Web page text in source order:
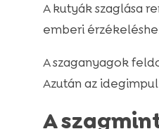
A kutyák szaglása
emberi
A szaganyagok
Azután az
A